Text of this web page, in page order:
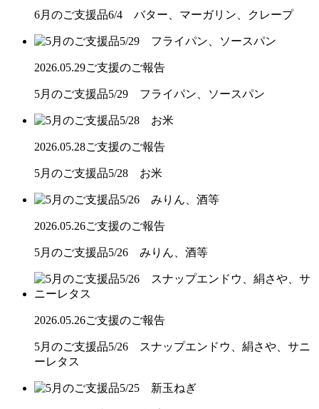
6月のご支援品6/4 バター、マーガリン、クレープ
2026.05.29ご支援のご報告
5月のご支援品5/29 フライパン、ソースパン
2026.05.28ご支援のご報告
5月のご支援品5/28 お米
2026.05.26ご支援のご報告
5月のご支援品5/26 みりん、酒等
2026.05.26ご支援のご報告
5月のご支援品5/26 スナップエンドウ、絹さや、サニ
ーレタス